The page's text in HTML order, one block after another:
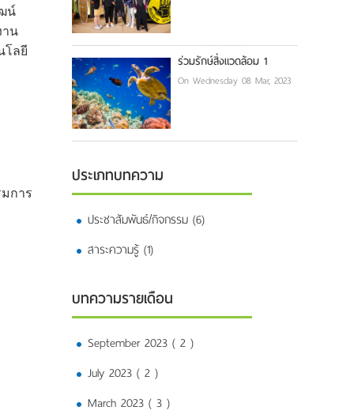
น์
าน
โลยี
การ
ร่วมรักษ์สิ่งแวดล้อม 1
On Wednesday 08 Mar, 2023
ประเภทบทความ
ประชาสัมพันธ์/กิจกรรม (6)
สาระความรู้ (1)
บทความรายเดือน
September 2023 ( 2 )
July 2023 ( 2 )
March 2023 ( 3 )